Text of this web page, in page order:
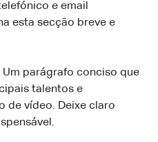
e email
esta secção breve e
Um parágrafo conciso que
talentos e
de vídeo. Deixe claro